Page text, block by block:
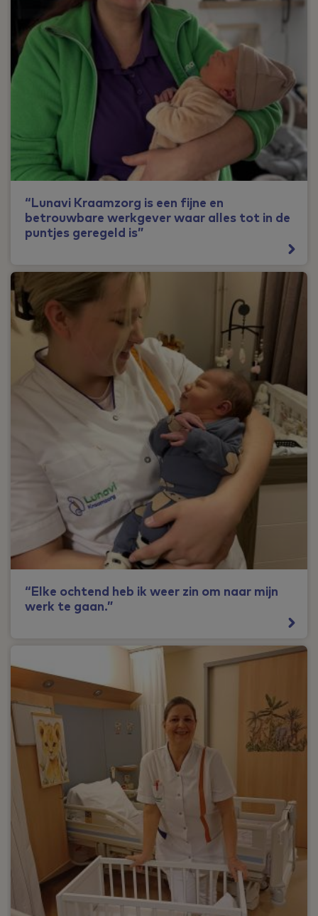
“Lunavi Kraamzorg is een fijne en
betrouwbare werkgever waar alles tot in de
puntjes geregeld is”
“Elke ochtend heb ik weer zin om naar mijn
werk te gaan.”